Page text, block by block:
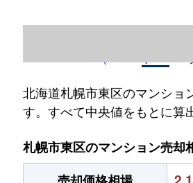
北海道札幌市東区のマンショ
す。すべて中央値をもとに算
札幌市東区のマンション売却